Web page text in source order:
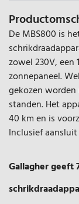
De MBS800 is
zowel 230V,
zonnepaneel.
gekozen
standen. Het
40 km en is
Inclusief
Gallagher geeft